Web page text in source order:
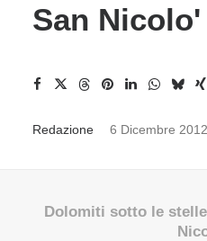
San Nicolo'
Redazione 6 Dicembre 2012
Dolomiti sotto le